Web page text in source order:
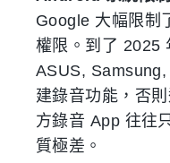
Google 大幅限制
權限。到了 2025
ASUS,
建錄音功能，否
方錄音 App 往往
質極差。